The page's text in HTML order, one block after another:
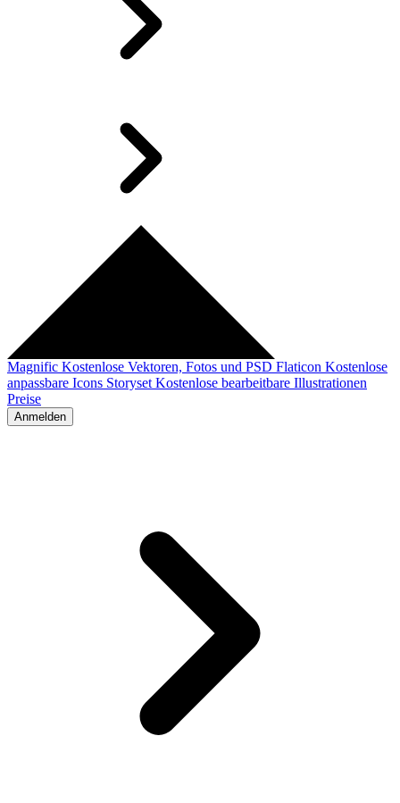
Magnific Kostenlose Vektoren, Fotos und PSD Flaticon Kostenlose
anpassbare Icons Storyset Kostenlose bearbeitbare Illustrationen
Preise
Anmelden